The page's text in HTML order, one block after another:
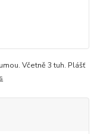
Včetně 3 tuh. Plášť